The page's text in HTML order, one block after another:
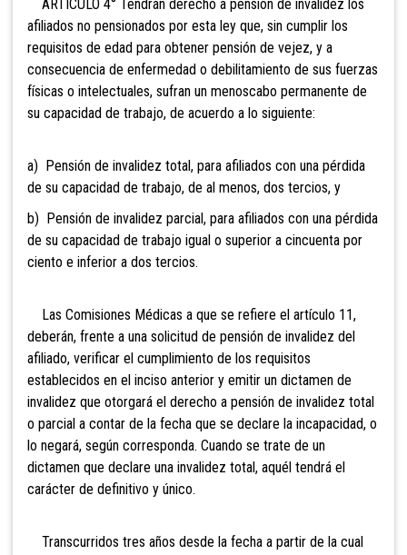
ARTICULO 4° Tendrán derecho a pensión de invalidez los
afiliados no pensionados por esta ley que, sin cumplir los
requisitos de edad para obtener pensión de vejez, y a
consecuencia de enfermedad o debilitamiento de sus fuerzas
físicas o intelectuales, sufran un menoscabo permanente de
su capacidad de trabajo, de acuerdo a lo siguiente:
a) Pensión de invalidez total, para afiliados con una pérdida
de su capacidad de trabajo, de al menos, dos tercios, y
b) Pensión de invalidez parcial, para afiliados con una pérdida
de su capacidad de trabajo igual o superior a cincuenta por
ciento e inferior a dos tercios.
Las Comisiones Médicas a que se refiere el artículo 11,
deberán, frente a una solicitud de pensión de invalidez del
afiliado, verificar el cumplimiento de los requisitos
establecidos en el inciso anterior y emitir un dictamen de
invalidez que otorgará el derecho a pensión de invalidez total
o parcial a contar de la fecha que se declare la incapacidad, o
lo negará, según corresponda. Cuando se trate de un
dictamen que declare una invalidez total, aquél tendrá el
carácter de definitivo y único.
Transcurridos tres años desde la fecha a partir de la cual